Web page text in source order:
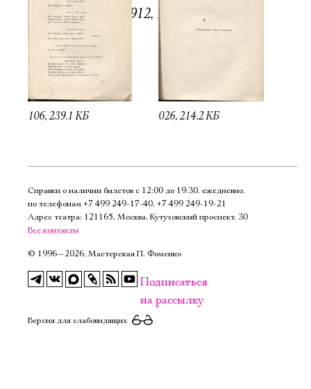
СПб.: Аполлон, 1912, 128 с.
106, 239.1 КБ 026, 214.2 КБ
Справки о наличии билетов с 12:00 до 19:30, ежедневно,
по телефонам +7 499 249‑17‑40, +7 499 249‑19‑21
Адрес театра: 121165, Москва, Кутузовский проспект, 30
Все контакты
© 1996—2026, Мастерская П. Фоменко
Подписаться
на рассылку
Версия для слабовидящих